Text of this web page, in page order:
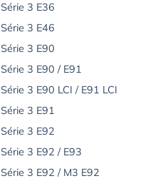
Série 3 E36
Série 3 E46
Série 3 E90
Série 3 E90 / E91
Série 3 E90 LCI / E91 LCI
Série 3 E91
Série 3 E92
Série 3 E92 / E93
Série 3 E92 / M3 E92